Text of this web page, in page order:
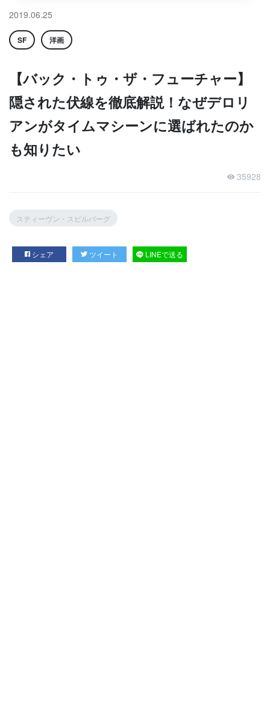
2019.06.25
SF 洋画
【バック・トゥ・ザ・フューチャー】
隠された伏線を徹底解説！なぜデロリ
アンがタイムマシーンに選ばれたのか
も知りたい
35928
スティーヴン・スピルバーグ
シェア ツイート LINEで送る